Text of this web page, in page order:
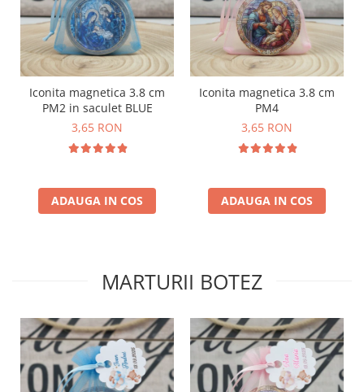
Iconita magnetica 3.8 cm
PM2 in saculet BLUE
3,65 RON
ADAUGA IN COS
Iconita magnetica 3.8 cm
PM4
3,65 RON
ADAUGA IN COS
MARTURII BOTEZ